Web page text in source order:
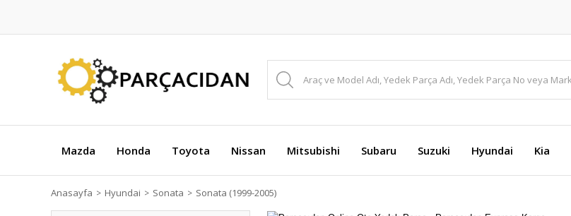
Mazda Honda Toyota Nissan Mitsubishi Subaru Suzuki Hyundai Kia
Anasayfa Hyundai Sonata Sonata (1999-2005)